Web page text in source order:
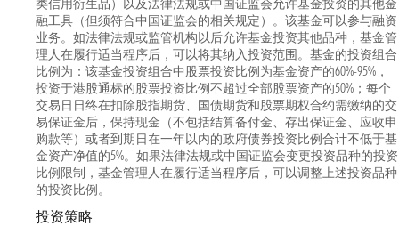
类信用衍生品）以及法律法规或中国证监会允许基金投资的其他金
融工具（但须符合中国证监会的相关规定）。该基金可以参与融资
业务。如法律法规或监管机构以后允许基金投资其他品种，基金管
理人在履行适当程序后，可以将其纳入投资范围。基金的投资组合
比例为：该基金投资组合中股票投资比例为基金资产的60%-95%，
投资于港股通标的股票投资比例不超过全部股票资产的50%；每个
交易日日终在扣除股指期货、国债期货和股票期权合约需缴纳的交
易保证金后，保持现金（不包括结算备付金、存出保证金、应收申
购款等）或者到期日在一年以内的政府债券投资比例合计不低于基
金资产净值的5%。如果法律法规或中国证监会变更投资品种的投资
比例限制，基金管理人在履行适当程序后，可以调整上述投资品种
的投资比例。
投资策略